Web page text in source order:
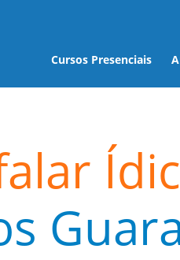
Cursos Presenciais